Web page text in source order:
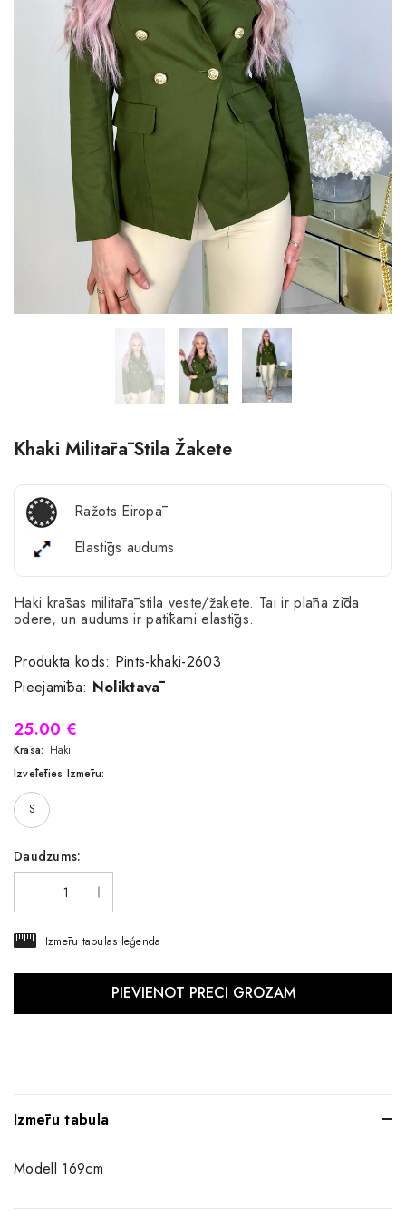
Khaki Militārā Stila Žakete
Ražots Eiropā
Elastīgs audums
Haki krāsas militārā stila veste/žakete. Tai ir plāna zīda
odere, un audums ir patīkami elastīgs.
Produkta kods: Pints-khaki-2603
Pieejamība: Noliktavā
25.00 €
Krāsa: Haki
Izvēlēties Izmēru:
S
Daudzums:
Izmēru tabulas leģenda
Izmēru tabula
Modell 169cm